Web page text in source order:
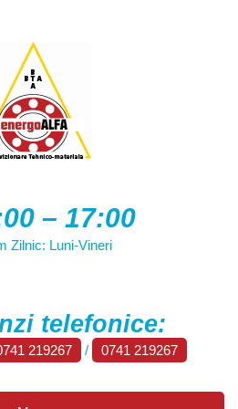
– 17:00
Zilnic: Luni-Vineri
telefonice:
219267 / 0741 219267